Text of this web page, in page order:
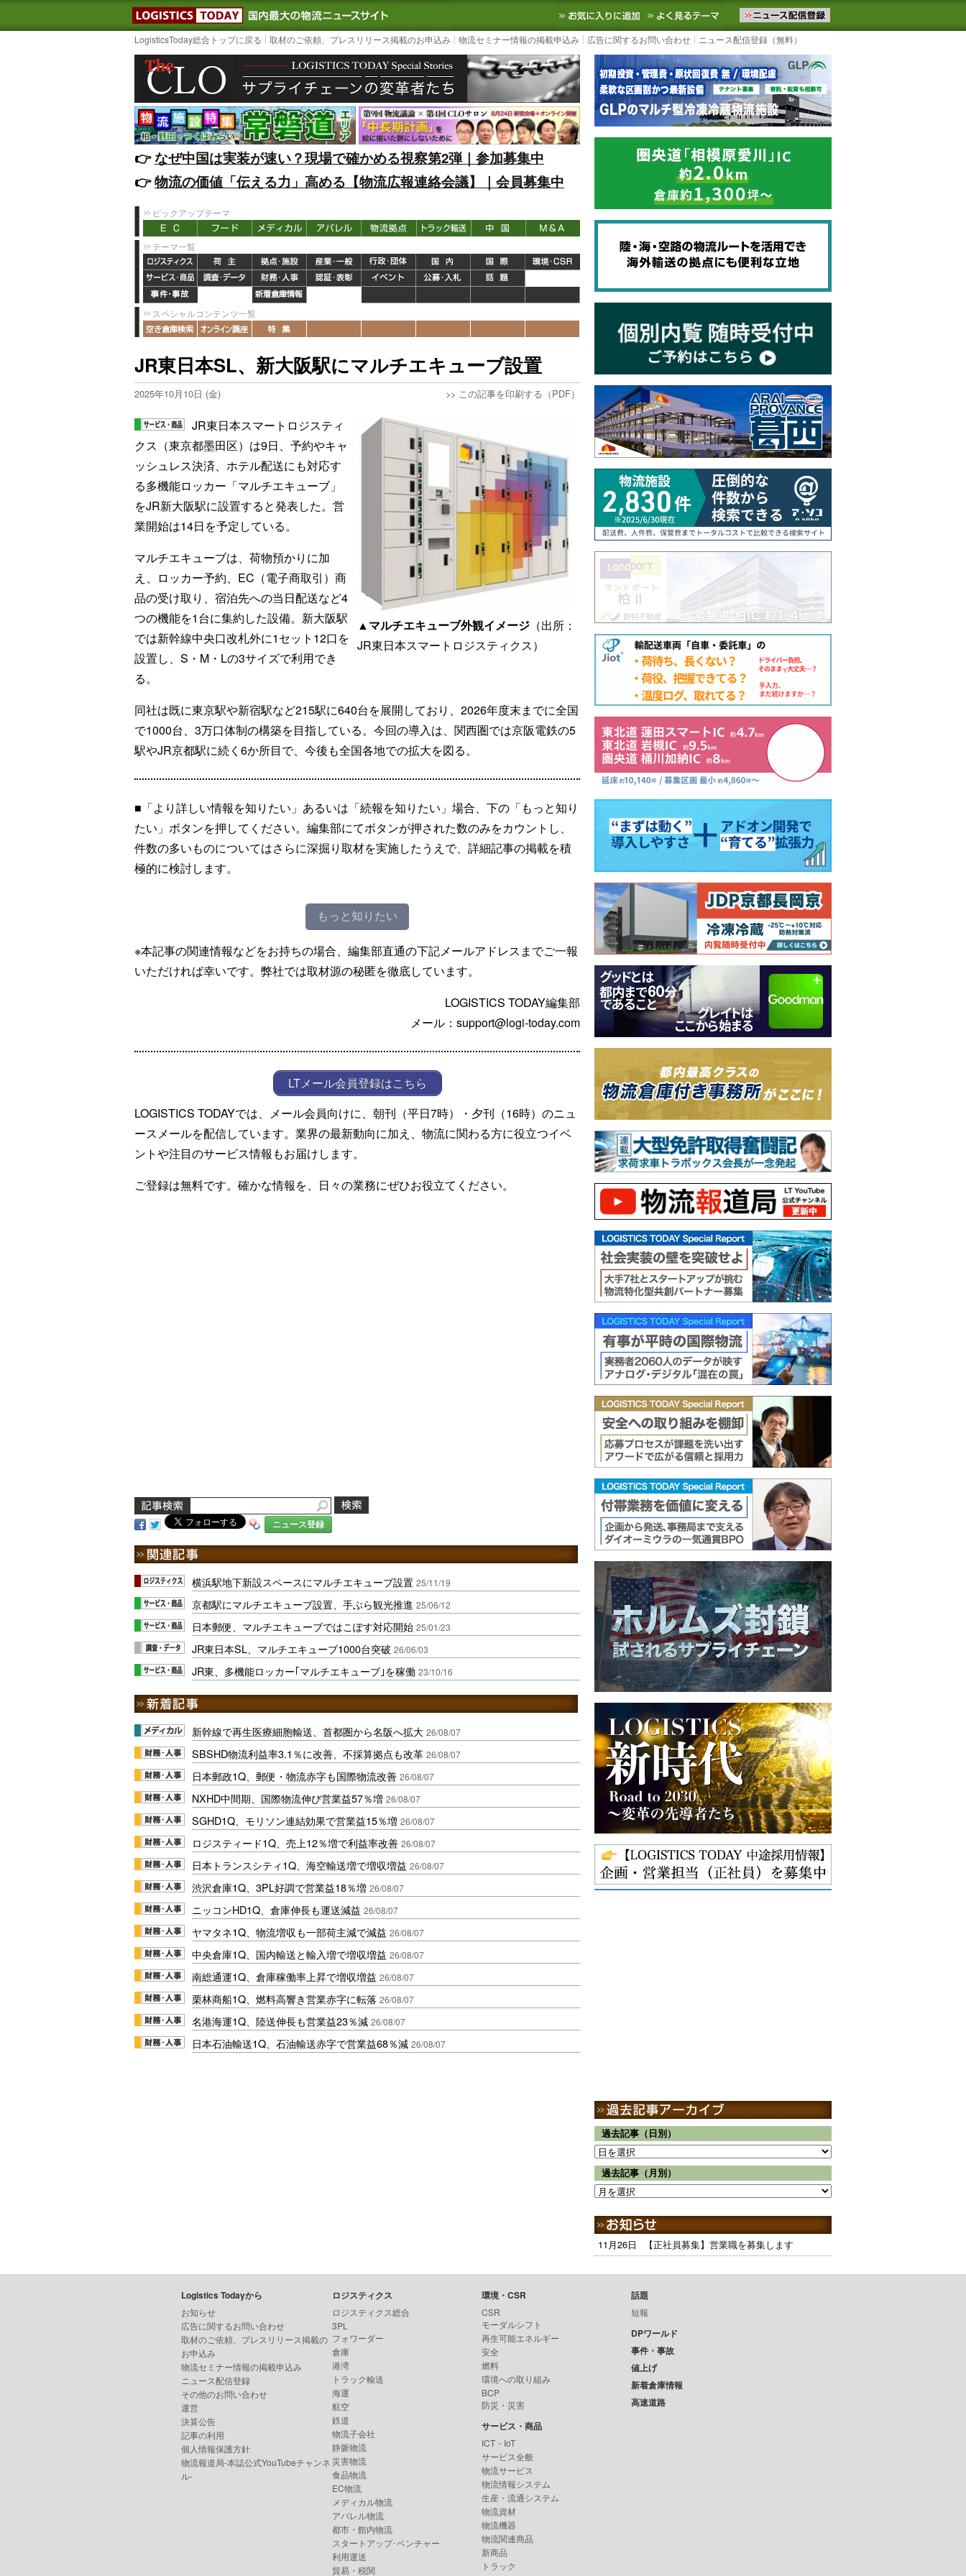
LOGISTICS TODAY｜国内最大の物流ニュースサイト3PL, SCMなど国内外の最新の物流ニュースをお届けします。物流ニュースメール配信を登録す
お気に入りに追加 よく見るテーマ
LogisticsToday総合トップに戻る 取材のご依頼、プレスリリース掲載のお申込み 物流セミナー情報の掲載申込み 広告に関するお問い合わせ ニュース配信登録（無料）
👉️なぜ中国は実装が速い？現場で確かめる視察第2弾｜参加募集中
👉️物流の価値「伝える力」高める【物流広報連絡会議】｜会員募集中
ピックアップテーマ
テーマ一覧
スペシャルコンテンツ一覧
JR東日本SL、新大阪駅にマルチエキューブ設置
2025年10月10日 (金) >> この記事を印刷する（PDF）
▲マルチエキューブ外観イメージ （出所：
JR東日本スマートロジスティクス）
JR東日本スマートロジスティ
クス（東京都墨田区）は9日、予約やキャ
ッシュレス決済、ホテル配送にも対応す
る多機能ロッカー「マルチエキューブ」
をJR新大阪駅に設置すると発表した。営
業開始は14日を予定している。
マルチエキューブは、荷物預かりに加
え、ロッカー予約、EC（電子商取引）商
品の受け取り、宿泊先への当日配送など4
つの機能を1台に集約した設備。新大阪駅
では新幹線中央口改札外に1セット12口を
設置し、S・M・Lの3サイズで利用でき
る。
同社は既に東京駅や新宿駅など215駅に640台を展開しており、2026年度末までに全国
で1000台、3万口体制の構築を目指している。今回の導入は、関西圏では京阪電鉄の5
駅やJR京都駅に続く6か所目で、今後も全国各地での拡大を図る。
■「より詳しい情報を知りたい」あるいは「続報を知りたい」場合、下の「もっと知り
たい」ボタンを押してください。編集部にてボタンが押された数のみをカウントし、
件数の多いものについてはさらに深掘り取材を実施したうえで、詳細記事の掲載を積
極的に検討します。
もっと知りたい
※本記事の関連情報などをお持ちの場合、編集部直通の下記メールアドレスまでご一報
いただければ幸いです。弊社では取材源の秘匿を徹底しています。
LOGISTICS TODAY編集部
メール：support@logi-today.com
LTメール会員登録はこちら
LOGISTICS TODAYでは、メール会員向けに、朝刊（平日7時）・夕刊（16時）のニュ
ースメールを配信しています。業界の最新動向に加え、物流に関わる方に役立つイベ
ントや注目のサービス情報もお届けします。
ご登録は無料です。確かな情報を、日々の業務にぜひお役立てください。
ニュース登録
横浜駅地下新設スペースにマルチエキューブ設置 25/11/19
京都駅にマルチエキューブ設置、手ぶら観光推進 25/06/12
日本郵便、マルチエキューブではこぽす対応開始 25/01/23
JR東日本SL、マルチエキューブ1000台突破 26/06/03
JR東、多機能ロッカー｢マルチエキューブ｣を稼働 23/10/16
新幹線で再生医療細胞輸送、首都圏から名阪へ拡大 26/08/07
SBSHD物流利益率3.1％に改善、不採算拠点も改革 26/08/07
日本郵政1Q、郵便・物流赤字も国際物流改善 26/08/07
NXHD中間期、国際物流伸び営業益57％増 26/08/07
SGHD1Q、モリソン連結効果で営業益15％増 26/08/07
ロジスティード1Q、売上12％増で利益率改善 26/08/07
日本トランスシティ1Q、海空輸送増で増収増益 26/08/07
渋沢倉庫1Q、3PL好調で営業益18％増 26/08/07
ニッコンHD1Q、倉庫伸長も運送減益 26/08/07
ヤマタネ1Q、物流増収も一部荷主減で減益 26/08/07
中央倉庫1Q、国内輸送と輸入増で増収増益 26/08/07
南総通運1Q、倉庫稼働率上昇で増収増益 26/08/07
栗林商船1Q、燃料高響き営業赤字に転落 26/08/07
名港海運1Q、陸送伸長も営業益23％減 26/08/07
日本石油輸送1Q、石油輸送赤字で営業益68％減 26/08/07
過去記事（日別）
過去記事（月別）
11月26日 【正社員募集】営業職を募集します
Logistics Todayから
お知らせ
広告に関するお問い合わせ
取材のご依頼、プレスリリース掲載の
お申込み
物流セミナー情報の掲載申込み
ニュース配信登録
その他のお問い合わせ
運営
決算公告
記事の利用
個人情報保護方針
物流報道局-本誌公式YouTubeチャンネ
ル-
ロジスティクス
ロジスティクス総合
3PL
フォワーダー
倉庫
港湾
トラック輸送
海運
航空
鉄道
物流子会社
静脈物流
災害物流
食品物流
EC物流
メディカル物流
アパレル物流
都市・館内物流
スタートアップ･ベンチャー
利用運送
貿易・税関
環境・CSR
CSR
モーダルシフト
再生可能エネルギー
安全
燃料
環境への取り組み
BCP
防災・災害
サービス・商品
ICT・IoT
サービス全般
物流サービス
物流情報システム
生産・流通システム
物流資材
物流機器
物流関連商品
新商品
トラック
話題
短報
DPワールド
事件・事故
値上げ
新着倉庫情報
高速道路